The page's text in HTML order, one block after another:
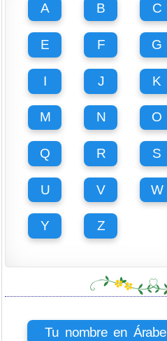
A B C
E F G
I J K
M N O
Q R S
U V W
Y Z
Tu nombre en Árabe